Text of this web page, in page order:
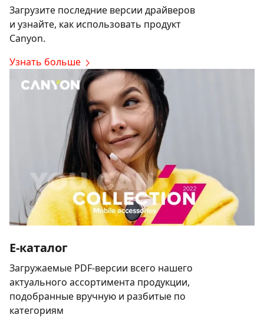
Загрузите последние версии драйверов
и узнайте, как использовать продукт
Canyon.
Узнать больше
E-каталог
Загружаемые PDF-версии всего нашего
актуального ассортимента продукции,
подобранные вручную и разбитые по
категориям